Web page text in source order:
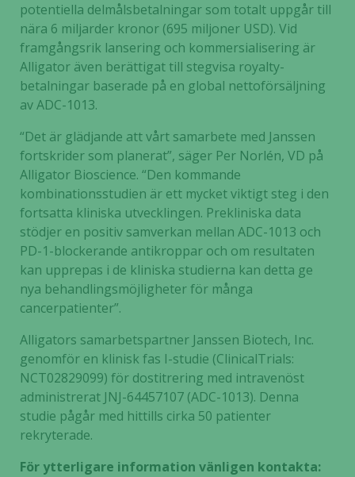
potentiella delmålsbetalningar som totalt uppgår till
nära 6 miljarder kronor (695 miljoner USD). Vid
framgångsrik lansering och kommersialisering är
Alligator även berättigat till stegvisa royalty-
betalningar baserade på en global nettoförsäljning
av ADC-1013.
“Det är glädjande att vårt samarbete med Janssen
fortskrider som planerat”, säger Per Norlén, VD på
Alligator Bioscience. “Den kommande
kombinationsstudien är ett mycket viktigt steg i den
fortsatta kliniska utvecklingen. Prekliniska data
stödjer en positiv samverkan mellan ADC-1013 och
PD-1-blockerande antikroppar och om resultaten
kan upprepas i de kliniska studierna kan detta ge
nya behandlingsmöjligheter för många
cancerpatienter”.
Alligators samarbetspartner Janssen Biotech, Inc.
genomför en klinisk fas I-studie (ClinicalTrials:
NCT02829099) för dostitrering med intravenöst
administrerat JNJ-64457107 (ADC-1013). Denna
studie pågår med hittills cirka 50 patienter
rekryterade.
För ytterligare information vänligen kontakta: